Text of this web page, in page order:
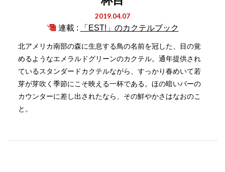
2019.04.07
連載 : 「EST!」のカクテルブック
北アメリカ南部の森に生息する鳥の名前を冠した、目の覚
めるようなエメラルドグリーンのカクテル。通年提供され
ているスタンダードカクテルながら、すっかり春めいて若
芽が芽吹く季節にこそ映える一杯である。ほの暗いバーの
カウンターに差し出されたなら、その鮮やかさはなおのこ
と。